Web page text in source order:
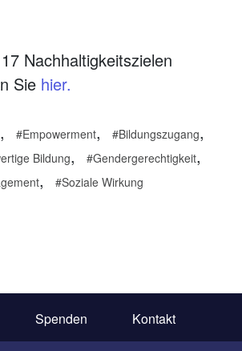
Nachhaltigkeitszielen
Sie hier.
, Empowerment, Bildungszugang,
Bildung, Gendergerechtigkeit,
, Soziale Wirkung
Spenden Kontakt